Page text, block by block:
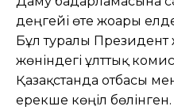
деңгейі өте жоғары
Бұл туралы Президент
жөніндегі ұлттық
Қазақстанда отбасы
ерекше көңіл бөлінген.